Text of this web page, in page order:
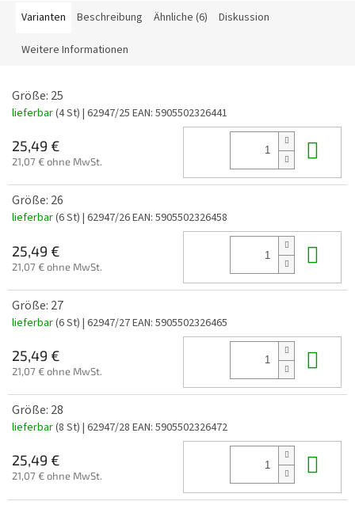
Varianten Beschreibung Ähnliche (6) Diskussion
Weitere Informationen
Größe: 25
lieferbar(4 St) | 62947/25 EAN: 5905502326441
25,49 €
21,07 € ohne MwSt.
Größe: 26
lieferbar(6 St) | 62947/26EAN: 5905502326458
25,49 €
21,07 € ohne MwSt.
Größe: 27
lieferbar(6 St) | 62947/27EAN: 5905502326465
25,49 €
21,07 € ohne MwSt.
Größe: 28
lieferbar(8 St) | 62947/28 EAN: 5905502326472
25,49 €
21,07 € ohne MwSt.